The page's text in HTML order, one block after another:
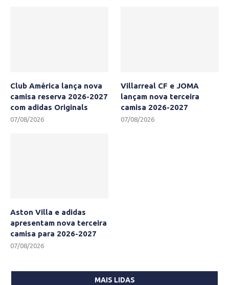
Club América lança nova
camisa reserva 2026-2027
com adidas Originals
07/08/2026
Villarreal CF e JOMA
lançam nova terceira
camisa 2026-2027
07/08/2026
Aston Villa e adidas
apresentam nova terceira
camisa para 2026-2027
07/08/2026
MAIS LIDAS